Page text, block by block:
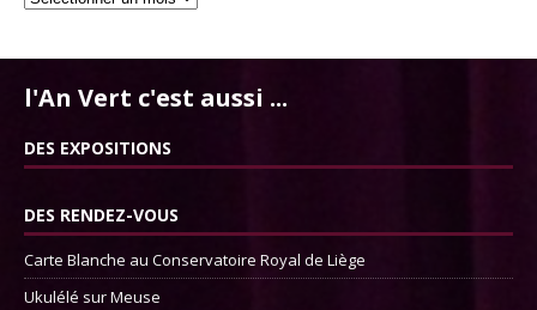
l'An Vert c'est aussi ...
DES EXPOSITIONS
DES RENDEZ-VOUS
Carte Blanche au Conservatoire Royal de Liège
Ukulélé sur Meuse